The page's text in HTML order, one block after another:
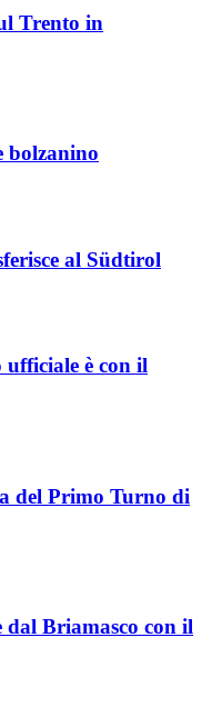
Trento in
bolzanino
al Südtirol
è con il
del Primo Turno di
Briamasco con il